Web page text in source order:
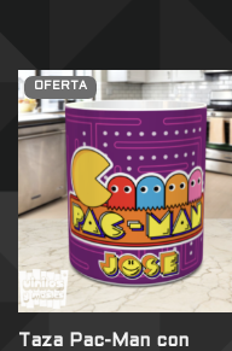
OFERTA
Taza Pac-Man con